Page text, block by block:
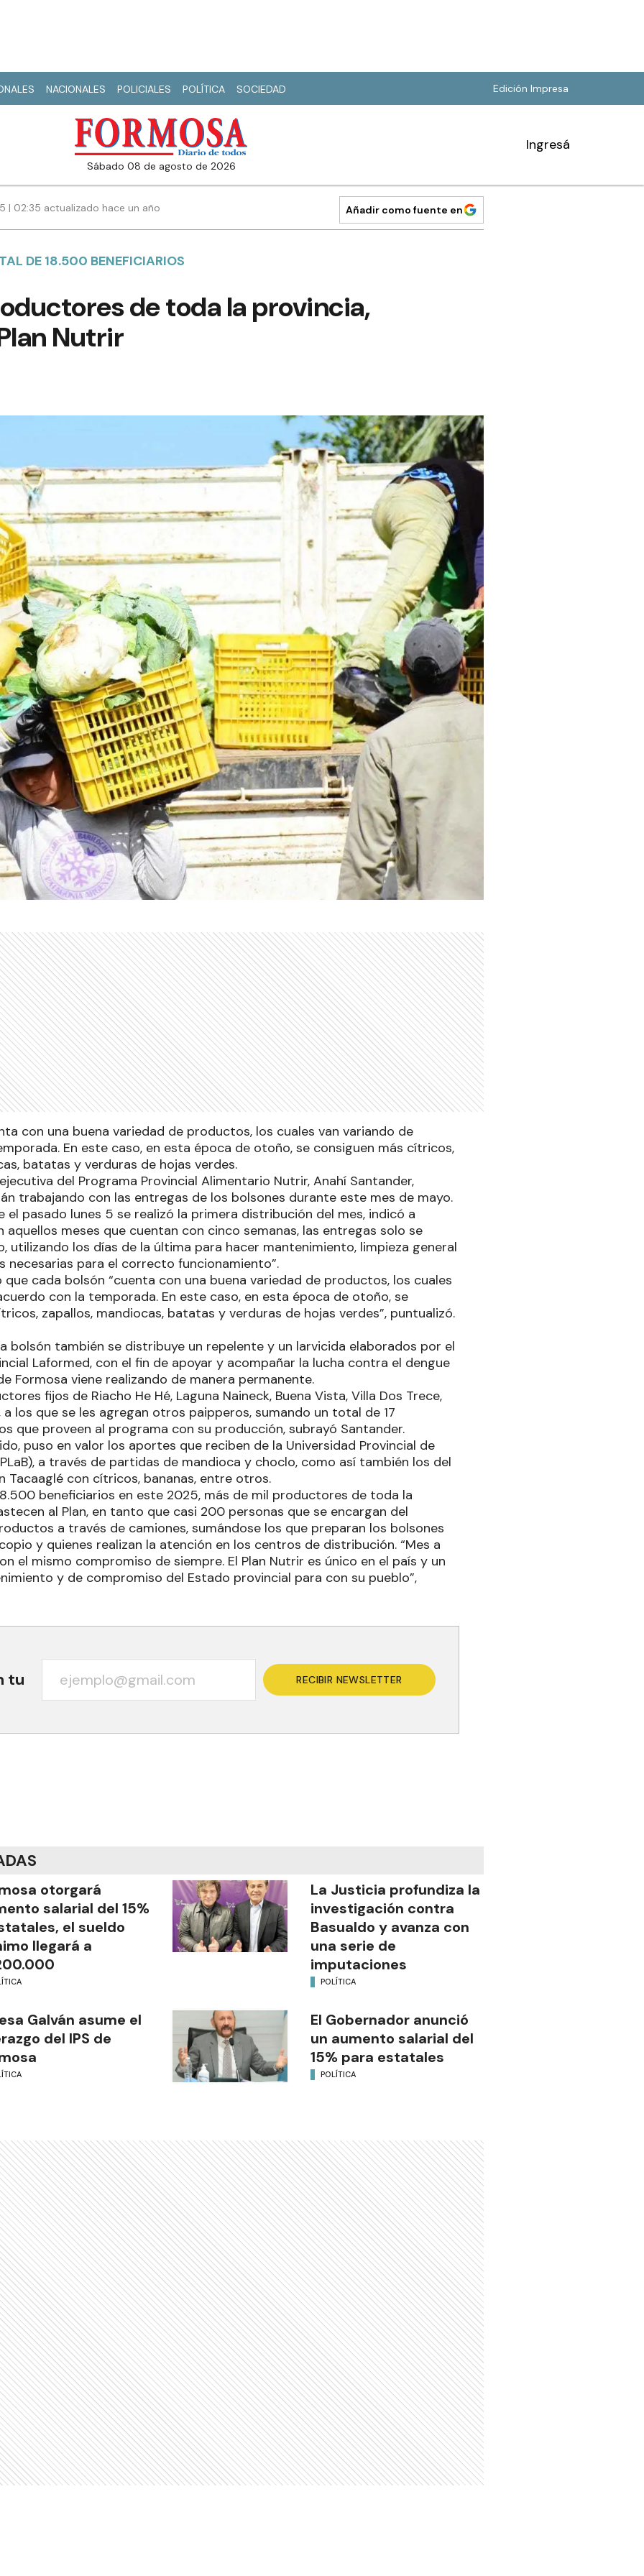
NACIONALES POLICIALES POLÍTICA SOCIEDAD Edición Impresa
sábado 08 de agosto de 2026
Ingresá
| 02:35 actualizado hace un año Añadir como fuente en
DE 18.500 BENEFICIARIOS
de toda la provincia,
Nutrir
con una buena variedad de productos, los cuales van variando de
En este caso, en esta época de otoño, se consiguen más cítricos,
batatas y verduras de hojas verdes.
del Programa Provincial Alimentario Nutrir, Anahí Santander,
trabajando con las entregas de los bolsones durante este mes de mayo.
el pasado lunes 5 se realizó la primera distribución del mes, indicó a
aquellos meses que cuentan con cinco semanas, las entregas solo se
utilizando los días de la última para hacer mantenimiento, limpieza general
necesarias para el correcto funcionamiento”.
que cada bolsón “cuenta con una buena variedad de productos, los cuales
con la temporada. En este caso, en esta época de otoño, se
zapallos, mandiocas, batatas y verduras de hojas verdes”, puntualizó.
bolsón también se distribuye un repelente y un larvicida elaborados por el
Laformed, con el fin de apoyar y acompañar la lucha contra el dengue
Formosa viene realizando de manera permanente.
fijos de Riacho He Hé, Laguna Naineck, Buena Vista, Villa Dos Trece,
a los que se les agregan otros paipperos, sumando un total de 17
que proveen al programa con su producción, subrayó Santander.
puso en valor los aportes que reciben de la Universidad Provincial de
a través de partidas de mandioca y choclo, como así también los del
Tacaaglé con cítricos, bananas, entre otros.
beneficiarios en este 2025, más de mil productores de toda la
al Plan, en tanto que casi 200 personas que se encargan del
a través de camiones, sumándose los que preparan los bolsones
y quienes realizan la atención en los centros de distribución. “Mes a
el mismo compromiso de siempre. El Plan Nutrir es único en el país y un
y de compromiso del Estado provincial para con su pueblo”,
tu RECIBIR NEWSLETTER
otorgará
salarial del 15%
el sueldo
llegará a
La Justicia profundiza la
investigación contra
Basualdo y avanza con
una serie de
imputaciones
POLÍTICA
Galván asume el
del IPS de
El Gobernador anunció
un aumento salarial del
15% para estatales
POLÍTICA